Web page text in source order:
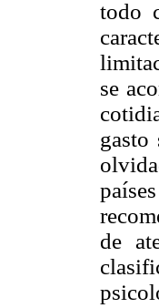
todo
se
gasto
de